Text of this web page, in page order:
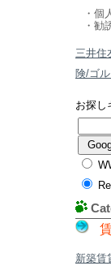
・個
・勧
三井住
険/ゴ
お探し
新築賃